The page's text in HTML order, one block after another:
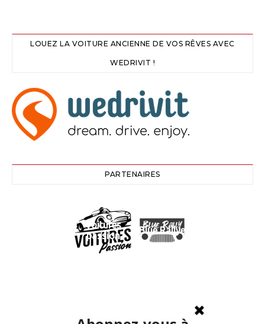
LOUEZ LA VOITURE ANCIENNE DE VOS RÊVES AVEC
WEDRIVIT !
PARTENAIRES
Voitures
passion
Blue Rallye